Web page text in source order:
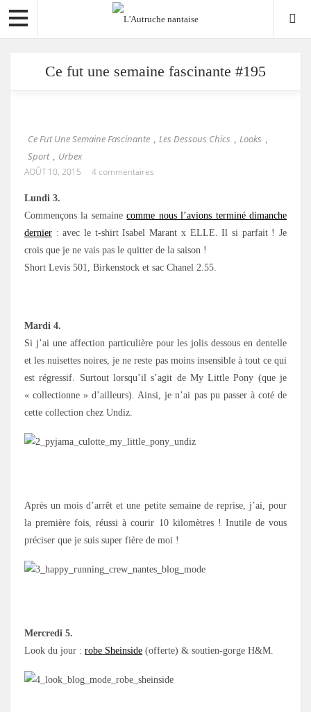
Ce fut une semaine fascinante #195
Ce Fut Une Semaine Fascinante , Les Dessous Chics , Looks ,
Sport , Urbex
AOÛT 10, 2015 4 commentaires
Lundi 3.
Commençons la semainecomme nous l’avions terminé dimanche
dernier : avec le t-shirt Isabel Marant x ELLE. Il si parfait ! Je
crois que je ne vais pas le quitter de la saison !
Short Levis 501, Birkenstock et sac Chanel 2.55.
Mardi 4.
Si j’ai une affection particulière pour les jolis dessous en dentelle
et les nuisettes noires, je ne reste pas moins insensible à tout ce qui
est régressif. Surtout lorsqu’il s’agit de My Little Pony (que je
« collectionne » d’ailleurs). Ainsi, je n’ai pas pu passer à coté de
cette collection chez Undiz.
Après un mois d’arrêt et une petite semaine de reprise, j’ai, pour
la première fois, réussi à courir 10 kilomètres ! Inutile de vous
préciser que je suis super fière de moi !
Mercredi 5.
Look du jour : robe Sheinside (offerte) & soutien-gorge H&M.